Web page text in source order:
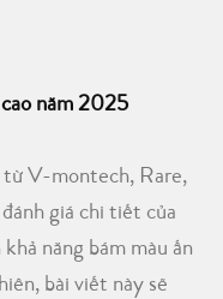
năm 2025
từ V-montech, Rare,
giá chi tiết của
năng bám màu ấn
bài viết này sẽ